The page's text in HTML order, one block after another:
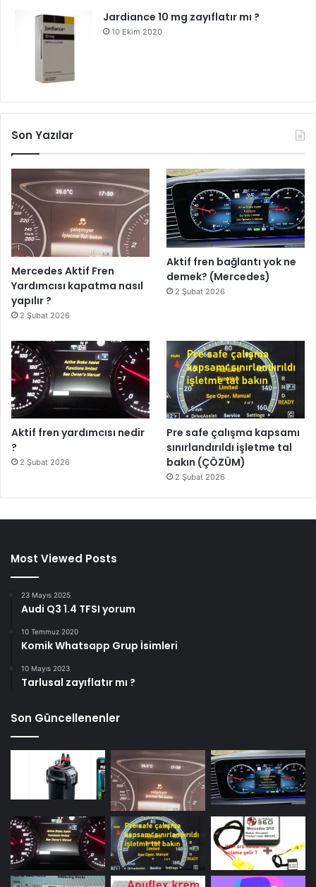
Jardiance 10 mg zayıflatır mı ?
10 Ekim 2020
Son Yazılar
Mercedes Aktif Fren
Yardımcısı kapatma nasıl
yapılır ?
2 Şubat 2026
Aktif fren bağlantı yok ne
demek? (Mercedes)
2 Şubat 2026
Aktif fren yardımcısı nedir
?
2 Şubat 2026
Pre safe çalışma kapsamı
sınırlandırıldı işletme tal
bakın (ÇÖZÜM)
2 Şubat 2026
Most Viewed Posts
23 Mayıs 2025
Audi Q3 1.4 TFSI yorum
10 Temmuz 2020
Komik Whatsapp Grup İsimleri
10 Mayıs 2023
Tarlusal zayıflatır mı ?
Son Güncellenenler